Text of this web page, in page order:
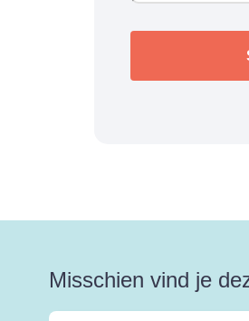
Misschien vind je